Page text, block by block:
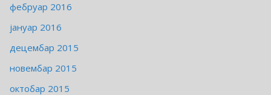
фебруар 2016
јануар 2016
децембар 2015
новембар 2015
октобар 2015